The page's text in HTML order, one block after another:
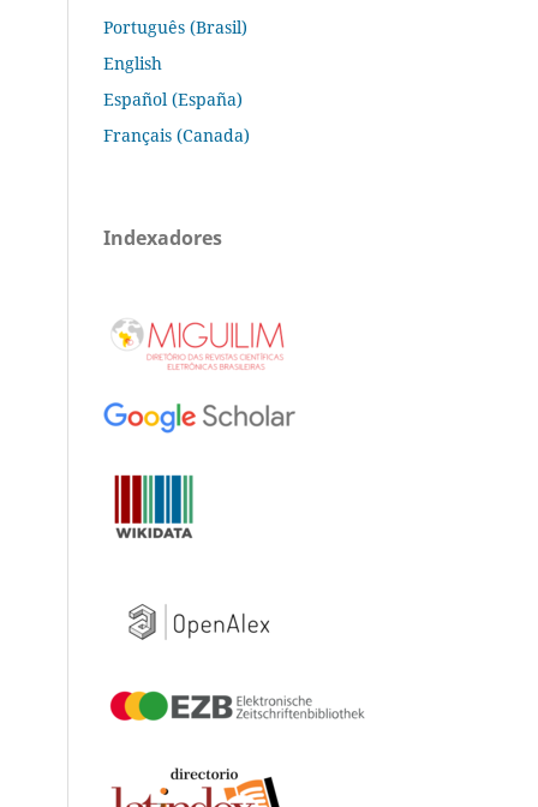
Português (Brasil)
English
Español (España)
Français (Canada)
Indexadores